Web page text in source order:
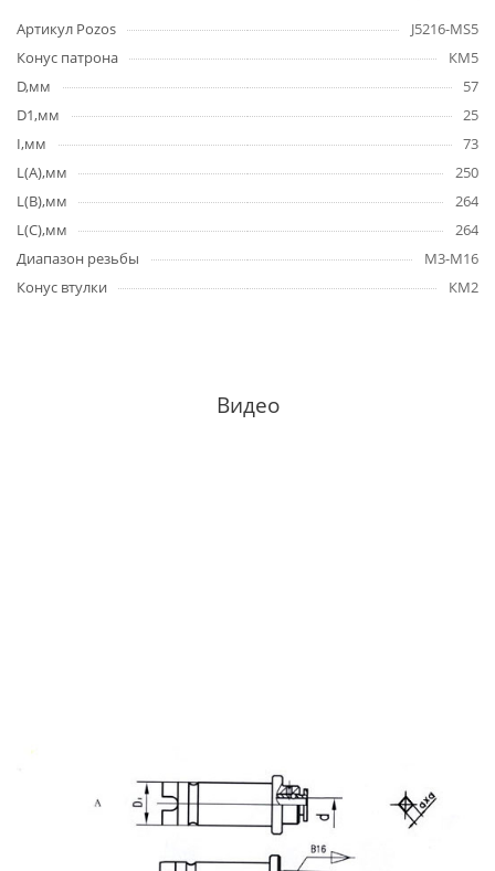
Артикул Pozos
J5216-MS5
Конус патрона
КМ5
D,мм
57
D1,мм
25
I,мм
73
L(A),мм
250
L(B),мм
264
L(C),мм
264
Диапазон резьбы
M3-M16
Конус втулки
КМ2
Видео